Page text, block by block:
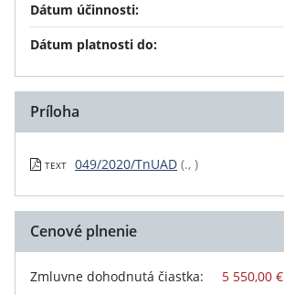
Dátum účinnosti:
Dátum platnosti do:
Príloha
TEXT 049/2020/TnUAD (., )
Cenové plnenie
Zmluvne dohodnutá čiastka: 5 550,00 €